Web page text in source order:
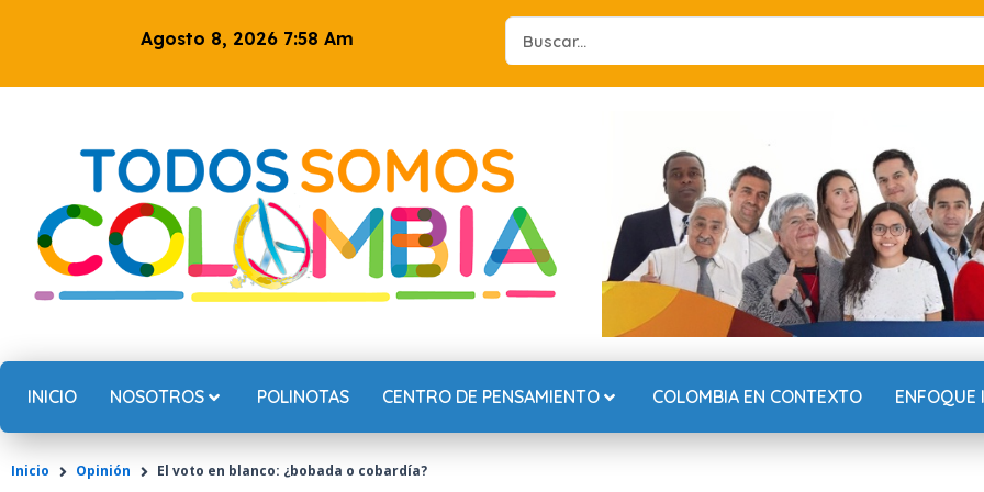
Agosto 8, 2026 7:58 Am
Search
...
INICIO NOSOTROS POLINOTAS CENTRO DE PENSAMIENTO COLOMBIA EN CONTEXTO ENFOQUE
Inicio Opinión El voto en blanco: ¿bobada o cobardía?